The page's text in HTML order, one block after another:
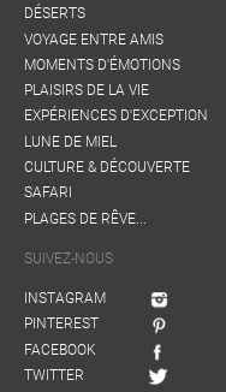
DÉSERTS
VOYAGE ENTRE AMIS
MOMENTS D'ÉMOTIONS
PLAISIRS DE LA VIE
EXPÉRIENCES D'EXCEPTION
LUNE DE MIEL
CULTURE & DÉCOUVERTE
SAFARI
PLAGES DE RÊVE...
SUIVEZ-NOUS
INSTAGRAM
PINTEREST
FACEBOOK
TWITTER